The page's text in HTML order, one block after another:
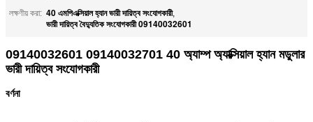
লক্ষণীয় করা: 40 এমপিএক্সিয়াল হ্যান ভারী দায়িত্ব সংযোগকারী,
ভারী দায়িত্ব বৈদ্যুতিক সংযোগকারী 09140032601
09140032601 09140032701 40 অ্যাম্প অ্যাক্সিয়াল হ্যান মডুলার
ভারী দায়িত্ব সংযোগকারী
বর্ণনা